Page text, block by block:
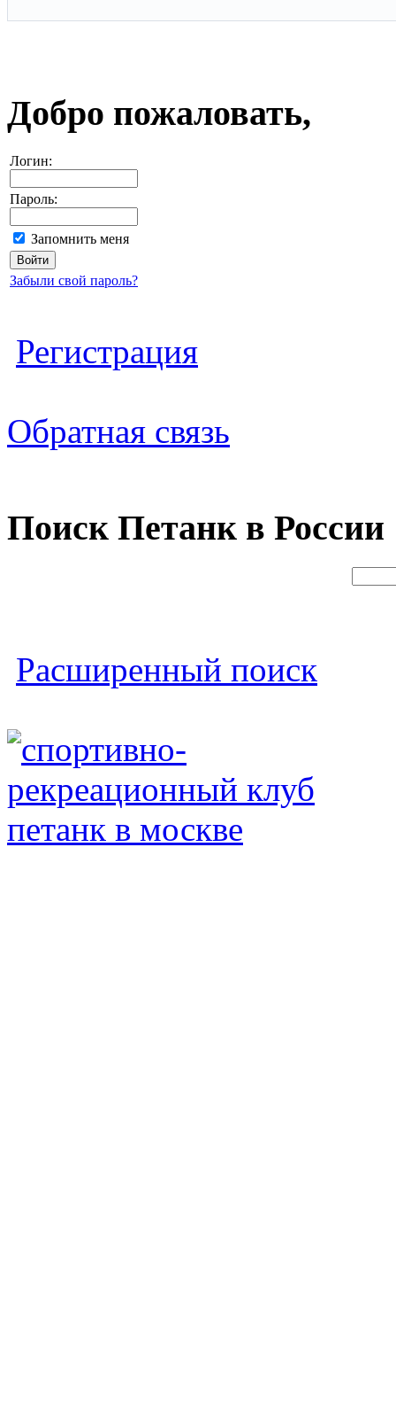
Добро пожаловать,
Логин:
Пароль:
Запомнить меня
Забыли свой пароль?
Регистрация
Обратная связь
Поиск Петанк в России
Расширенный поиск